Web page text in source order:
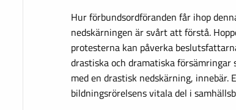
Hur förbundsordföranden får ihop
nedskärningen är svårt att förstå.
protesterna kan påverka
drastiska och dramatiska
med en drastisk nedskärning, innebär.
bildningsrörelsens vitala del i